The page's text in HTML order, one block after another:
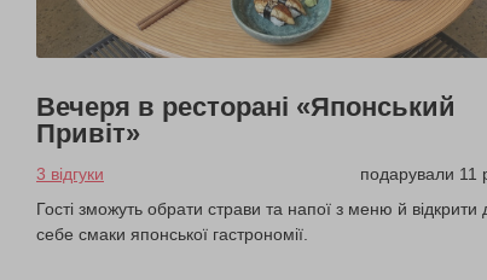
Вечеря в ресторані «Японський
Привіт»
3 відгуки
подарували 11
Гості зможуть обрати страви та напої з меню й відкрити
себе смаки японської гастрономії.